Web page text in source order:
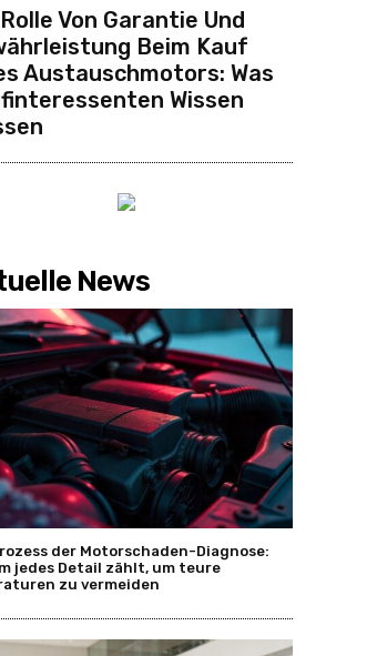
Von Garantie Und
Beim Kauf
Austauschmotors: Was
Wissen
News
der Motorschaden-Diagnose:
jedes Detail zählt, um teure
zu vermeiden